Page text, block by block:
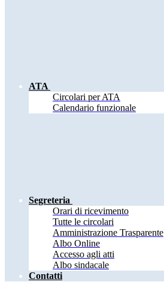
ATA
Circolari per ATA
Calendario funzionale
Segreteria
Orari di ricevimento
Tutte le circolari
Amministrazione Trasparente
Albo Online
Accesso agli atti
Albo sindacale
Contatti